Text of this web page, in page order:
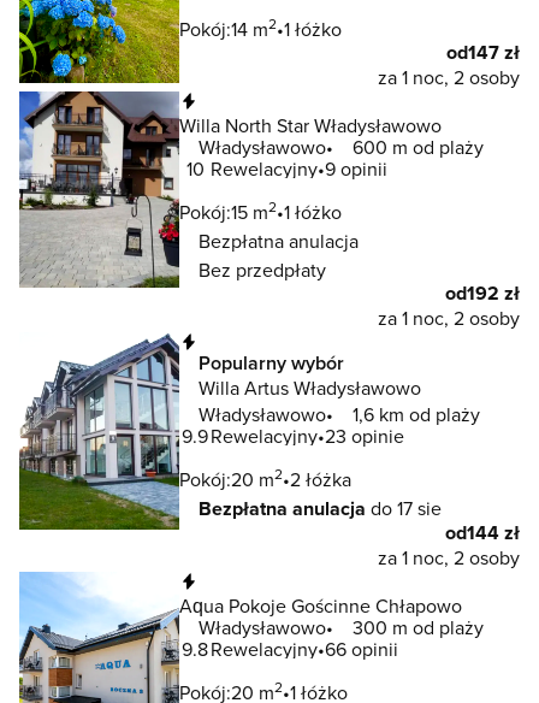
Pokój:14 m2 1 łóżko
od147 zł
za 1 noc, 2 osoby
Willa North Star Władysławowo
Władysławowo
600 m od plaży
10 Rewelacyjny 9 opinii
Pokój:15 m2 1 łóżko
Bezpłatna anulacja
Bez przedpłaty
od192 zł
za 1 noc, 2 osoby
Popularny wybór
Willa Artus Władysławowo
Władysławowo
1,6 km od plaży
9.9Rewelacyjny 23 opinie
Pokój:20 m2 2 łóżka
Bezpłatna anulacja do 17 sie
od144 zł
za 1 noc, 2 osoby
Aqua Pokoje Gościnne Chłapowo
Władysławowo
300 m od plaży
9.8Rewelacyjny 66 opinii
Pokój:20 m2 1 łóżko